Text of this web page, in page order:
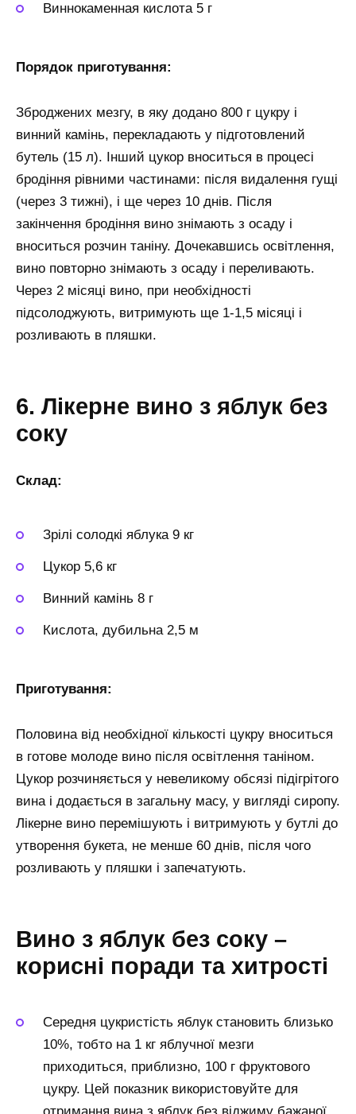
Виннокаменная кислота 5 г
Порядок приготування:
Зброджених мезгу, в яку додано 800 г цукру і
винний камінь, перекладають у підготовлений
бутель (15 л). Інший цукор вноситься в процесі
бродіння рівними частинами: після видалення гущі
(через 3 тижні), і ще через 10 днів. Після
закінчення бродіння вино знімають з осаду і
вноситься розчин таніну. Дочекавшись освітлення,
вино повторно знімають з осаду і переливають.
Через 2 місяці вино, при необхідності
підсолоджують, витримують ще 1-1,5 місяці і
розливають в пляшки.
6. Лікерне вино з яблук без
соку
Склад:
Зрілі солодкі яблука 9 кг
Цукор 5,6 кг
Винний камінь 8 г
Кислота, дубильна 2,5 м
Приготування:
Половина від необхідної кількості цукру вноситься
в готове молоде вино після освітлення таніном.
Цукор розчиняється у невеликому обсязі підігрітого
вина і додається в загальну масу, у вигляді сиропу.
Лікерне вино перемішують і витримують у бутлі до
утворення букета, не менше 60 днів, після чого
розливають у пляшки і запечатують.
Вино з яблук без соку –
корисні поради та хитрості
Середня цукристість яблук становить близько
10%, тобто на 1 кг яблучної мезги
приходиться, приблизно, 100 г фруктового
цукру. Цей показник використовуйте для